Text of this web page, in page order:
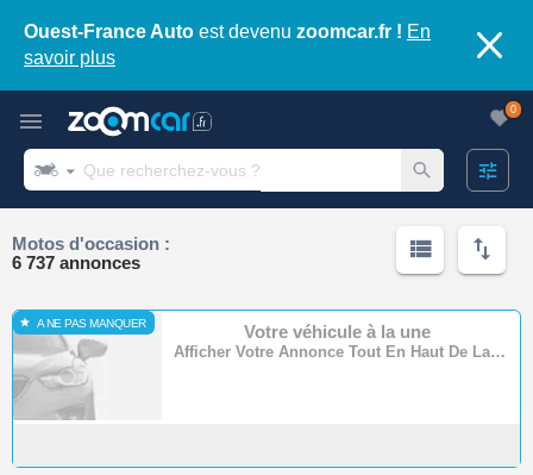
Ouest-France Auto est devenu zoomcar.fr ! En
savoir plus
0
Motos d'occasion :
6 737 annonces
A NE PAS MANQUER Votre véhicule à la une
Afficher Votre Annonce Tout En Haut De La Page